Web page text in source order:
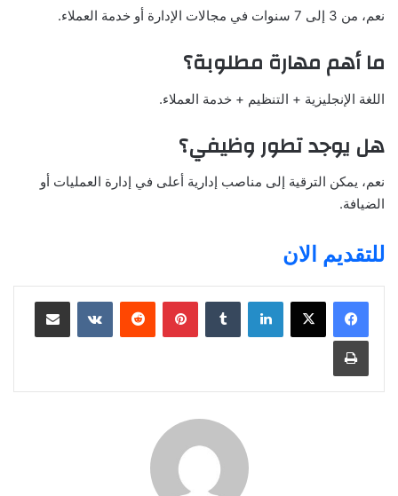
نعم، من 3 إلى 7 سنوات في مجالات الإدارة أو خدمة العملاء.
ما أهم مهارة مطلوبة؟
اللغة الإنجليزية + التنظيم + خدمة العملاء.
هل يوجد تطور وظيفي؟
نعم، يمكن الترقية إلى مناصب إدارية أعلى في إدارة العمليات أو
الضيافة.
للتقديم الان
لينكدإن بينتيريست مشاركة عبر البريد
طباعة